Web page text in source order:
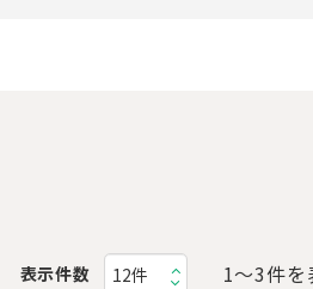
表示件数 1〜3件を